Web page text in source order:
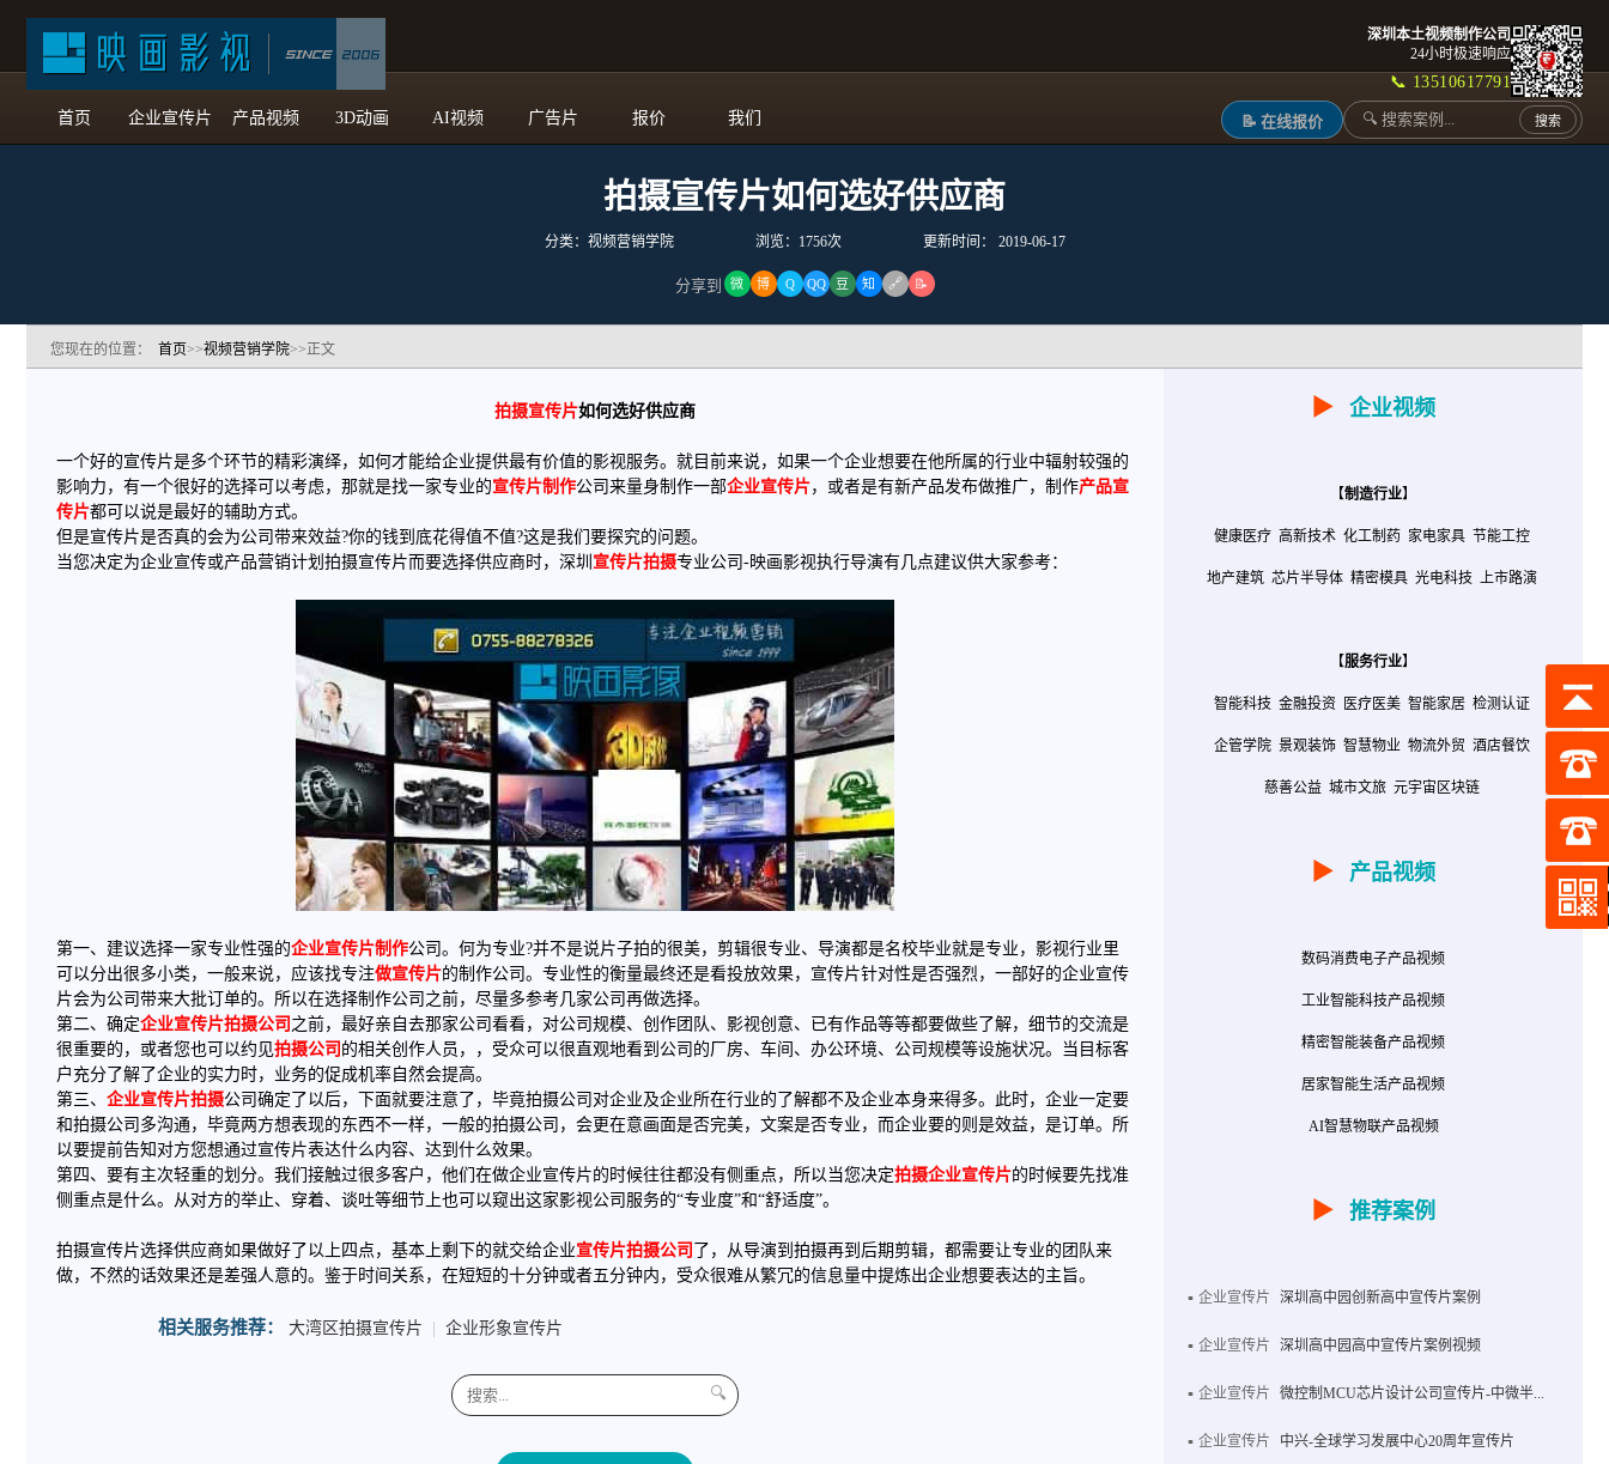
深圳本土视频制作公司
24小时极速响应
📞 13510617791
首页
企业宣传片 产品视频 3D动画 AI视频 广告片 报价 我们 📝 在线报价 搜索
拍摄宣传片如何选好供应商
分类：视频营销学院 浏览：1756次 更新时间： 2019-06-17
分享到 微 博 Q QQ 豆 知 🔗 📝
您现在的位置： 首页>>视频营销学院>>正文
拍摄宣传片如何选好供应商
一个好的宣传片是多个环节的精彩演绎，如何才能给企业提供最有价值的影视服务。就目前来说，如果一个企业想要在他所属的行业中辐射较强的
影响力，有一个很好的选择可以考虑，那就是找一家专业的宣传片制作公司来量身制作一部企业宣传片，或者是有新产品发布做推广，制作产品宣
传片都可以说是最好的辅助方式。
但是宣传片是否真的会为公司带来效益?你的钱到底花得值不值?这是我们要探究的问题。
当您决定为企业宣传或产品营销计划拍摄宣传片而要选择供应商时，深圳 宣传片拍摄专业公司-映画影视执行导演有几点建议供大家参考：
第一、建议选择一家专业性强的企业宣传片制作公司。何为专业?并不是说片子拍的很美，剪辑很专业、导演都是名校毕业就是专业，影视行业里
可以分出很多小类，一般来说，应该找专注做宣传片的制作公司。专业性的衡量最终还是看投放效果，宣传片针对性是否强烈，一部好的企业宣传
片会为公司带来大批订单的。所以在选择制作公司之前，尽量多参考几家公司再做选择。
第二、确定企业宣传片拍摄公司 之前，最好亲自去那家公司看看，对公司规模、创作团队、影视创意、已有作品等等都要做些了解，细节的交流是
很重要的，或者您也可以约见拍摄公司 的相关创作人员，，受众可以很直观地看到公司的厂房、车间、办公环境、公司规模等设施状况。当目标客
户充分了解了企业的实力时，业务的促成机率自然会提高。
第三、 企业宣传片拍摄公司确定了以后，下面就要注意了，毕竟拍摄公司对企业及企业所在行业的了解都不及企业本身来得多。此时，企业一定要
和拍摄公司多沟通，毕竟两方想表现的东西不一样，一般的拍摄公司，会更在意画面是否完美，文案是否专业，而企业要的则是效益，是订单。所
以要提前告知对方您想通过宣传片表达什么内容、达到什么效果。
第四、要有主次轻重的划分。我们接触过很多客户，他们在做企业宣传片的时候往往都没有侧重点，所以当您决定拍摄企业宣传片的时候要先找准
侧重点是什么。从对方的举止、穿着、谈吐等细节上也可以窥出这家影视公司服务的“专业度”和“舒适度”。
拍摄宣传片选择供应商如果做好了以上四点，基本上剩下的就交给企业宣传片拍摄公司 了，从导演到拍摄再到后期剪辑，都需要让专业的团队来
做，不然的话效果还是差强人意的。鉴于时间关系，在短短的十分钟或者五分钟内，受众很难从繁冗的信息量中提炼出企业想要表达的主旨。
相关服务推荐： 大湾区拍摄宣传片 企业形象宣传片
🔍
▶ 企业视频
【制造行业】
健康医疗 高新技术 化工制药 家电家具 节能工控
地产建筑 芯片半导体 精密模具 光电科技 上市路演
【服务行业】
智能科技 金融投资 医疗医美 智能家居 检测认证
企管学院 景观装饰 智慧物业 物流外贸 酒店餐饮
慈善公益 城市文旅 元宇宙区块链
▶ 产品视频
数码消费电子产品视频
工业智能科技产品视频
精密智能装备产品视频
居家智能生活产品视频
AI智慧物联产品视频
▶ 推荐案例
企业宣传片 深圳高中园创新高中宣传片案例
企业宣传片 深圳高中园高中宣传片案例视频
企业宣传片 微控制MCU芯片设计公司宣传片-中微半...
企业宣传片 中兴-全球学习发展中心20周年宣传片